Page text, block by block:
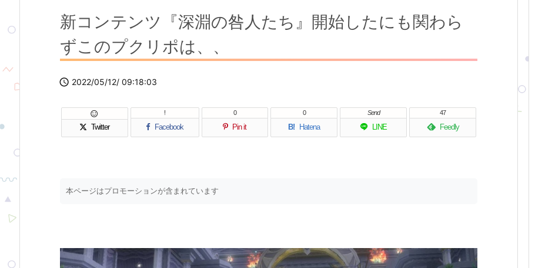
新コンテンツ『深淵の咎人たち』開始したにも関わら
ずこのプクリポは、、
 2022/05/12/ 09:18:03
Twitter

Facebook
!
Pin it
0
B! Hatena
0
LINE
Send
Feedly
47
本ページはプロモーションが含まれています